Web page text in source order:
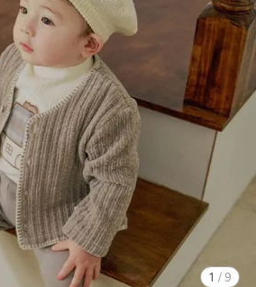
1 / 9